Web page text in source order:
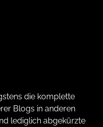
die komplette
Blogs in anderen
lediglich abgekürzte